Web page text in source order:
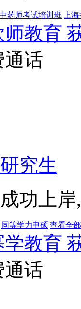
中药师考试培训班 上
师教育
通话
究生
功上
同等学力申硕 查看全
学教育
通话